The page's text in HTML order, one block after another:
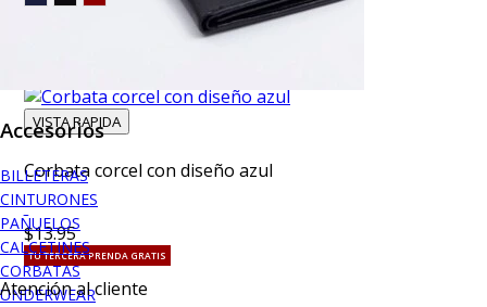
Accesorios
BILLETERAS
CINTURONES
PAÑUELOS
CALCETINES
CORBATAS
UNDERWEAR
VISTA RAPIDA
Corbata corcel con diseño azul
$13.95
TU TERCERA PRENDA GRATIS
Atención al cliente